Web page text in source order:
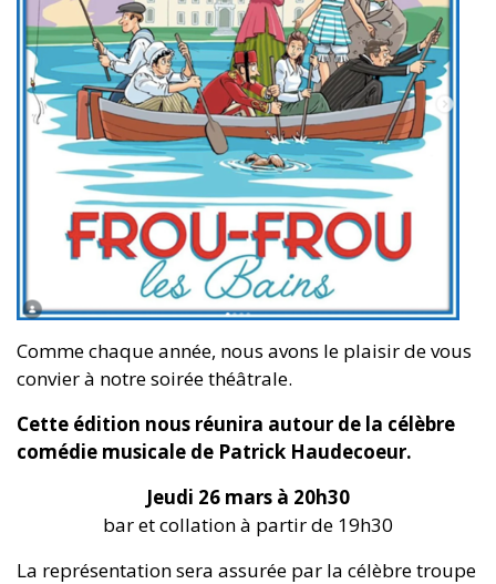
Comme chaque année, nous avons le plaisir de vous
convier à notre soirée théâtrale.
Cette édition nous réunira autour de la célèbre
comédie musicale de Patrick Haudecoeur.
Jeudi 26 mars à 20h30
bar et collation à partir de 19h30
La représentation sera assurée par la célèbre troupe